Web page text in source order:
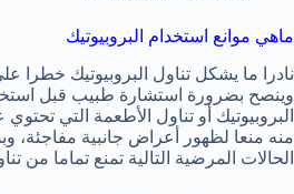
ماهي موانع استخدام البروبيوتيك
نادرا ما يشكل تناول البروبيوتيك خطرا
وينصح بضرورة استشارة طبيب قبل
البروبيوتيك أو تناول الأطعمة التي
منه منعا لظهور أعراض جانبية مفاجئة،
الحالات المرضية التالية تمنع تماما من